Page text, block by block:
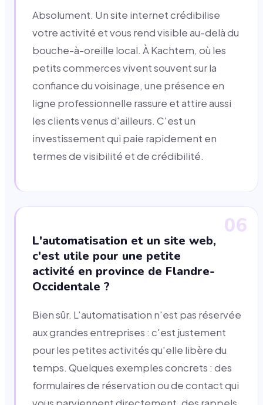
Absolument. Un site internet crédibilise
votre activité et vous rend visible au-delà du
bouche-à-oreille local. À Kachtem, où les
petits commerces vivent souvent sur la
confiance du voisinage, une présence en
ligne professionnelle rassure et attire aussi
les clients venus d'ailleurs. C'est un
investissement qui paie rapidement en
termes de visibilité et de crédibilité.
06
L'automatisation et un site web,
c'est utile pour une petite
activité en province de Flandre-
Occidentale ?
Bien sûr. L'automatisation n'est pas réservée
aux grandes entreprises : c'est justement
pour les petites activités qu'elle libère du
temps. Quelques exemples concrets : des
formulaires de réservation ou de contact qui